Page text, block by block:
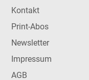
Kontakt
Print-Abos
Newsletter
Impressum
AGB